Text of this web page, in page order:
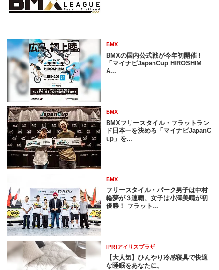
BMX
BMXの国内公式戦が今年初開催！
「マイナビJapanCup HIROSHIM
A...
BMX
BMXフリースタイル・フラットラン
ド日本一を決める「マイナビJapanC
up」を...
BMX
フリースタイル・パーク男子は中村
輪夢が３連覇、女子は小澤美晴が初
優勝！ フラット...
[PR]アイリスプラザ
【大人気】ひんやり冷感寝具で快適
な睡眠をあなたに。